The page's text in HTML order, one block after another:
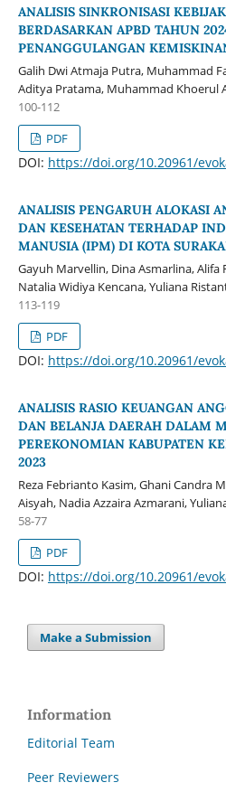
ANALISIS SINKRONISASI
BERDASARKAN APBD TAHUN
PENANGGULANGAN
Galih Dwi Atmaja Putra, Muhammad
Aditya Pratama, Muhammad Khoerul
100-112
PDF
DOI: https://doi.org/10.20961/
ANALISIS PENGARUH ALOKASI
DAN KESEHATAN TERHADAP
MANUSIA (IPM) DI KOTA
Gayuh Marvellin, Dina Asmarlina,
Natalia Widiya Kencana, Yuliana
113-119
PDF
DOI: https://doi.org/10.20961/
ANALISIS RASIO KEUANGAN
DAN BELANJA DAERAH DALAM
PEREKONOMIAN KABUPATEN
2023
Reza Febrianto Kasim, Ghani Candra
Aisyah, Nadia Azzaira Azmarani,
58-77
PDF
DOI: https://doi.org/10.20961/
Make a Submission
Information
Editorial Team
Peer Reviewers